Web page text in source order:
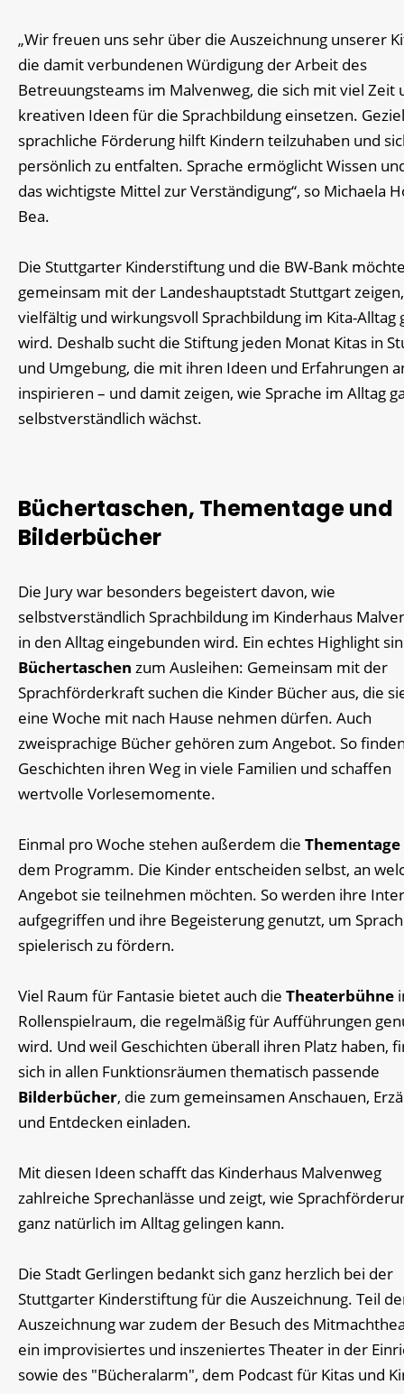
„Wir freuen uns sehr über die Auszeichnung unserer
die damit verbundenen Würdigung der Arbeit des
Betreuungsteams im Malvenweg, die sich mit viel Zeit
kreativen Ideen für die Sprachbildung einsetzen.
sprachliche Förderung hilft Kindern teilzuhaben und
persönlich zu entfalten. Sprache ermöglicht Wissen
das wichtigste Mittel zur Verständigung“, so Michaela
Bea.
Die Stuttgarter Kinderstiftung und die BW-Bank
gemeinsam mit der Landeshauptstadt Stuttgart
vielfältig und wirkungsvoll Sprachbildung im Kita-Alltag
wird. Deshalb sucht die Stiftung jeden Monat Kitas in
und Umgebung, die mit ihren Ideen und Erfahrungen
inspirieren – und damit zeigen, wie Sprache im Alltag
selbstverständlich wächst.
Büchertaschen, Thementage und
Bilderbücher
Die Jury war besonders begeistert davon, wie
selbstverständlich Sprachbildung im Kinderhaus
in den Alltag eingebunden wird. Ein echtes Highlight
Büchertaschen zum Ausleihen: Gemeinsam mit der
Sprachförderkraft suchen die Kinder Bücher aus, die
eine Woche mit nach Hause nehmen dürfen. Auch
zweisprachige Bücher gehören zum Angebot. So
Geschichten ihren Weg in viele Familien und schaffen
wertvolle Vorlesemomente.
Einmal pro Woche stehen außerdem die Thementage
dem Programm. Die Kinder entscheiden selbst, an
Angebot sie teilnehmen möchten. So werden ihre
aufgegriffen und ihre Begeisterung genutzt, um
spielerisch zu fördern.
Viel Raum für Fantasie bietet auch die Theaterbühne
Rollenspielraum, die regelmäßig für Aufführungen
wird. Und weil Geschichten überall ihren Platz haben,
sich in allen Funktionsräumen thematisch passende
Bilderbücher, die zum gemeinsamen Anschauen,
und Entdecken einladen.
Mit diesen Ideen schafft das Kinderhaus Malvenweg
zahlreiche Sprechanlässe und zeigt, wie
ganz natürlich im Alltag gelingen kann.
Die Stadt Gerlingen bedankt sich ganz herzlich bei der
Stuttgarter Kinderstiftung für die Auszeichnung. Teil
Auszeichnung war zudem der Besuch des
ein improvisiertes und inszeniertes Theater in der
sowie des "Bücheralarm", dem Podcast für Kitas und